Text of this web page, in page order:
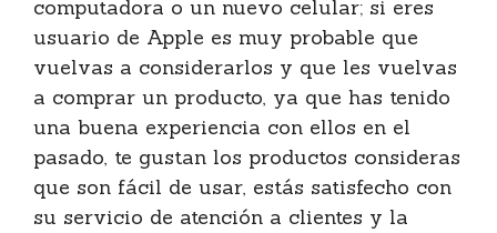
computadora o un nuevo celular; si eres
usuario de Apple es muy probable que
vuelvas a considerarlos y que les vuelvas
a comprar un producto, ya que has tenido
una buena experiencia con ellos en el
pasado, te gustan los productos consideras
que son fácil de usar, estás satisfecho con
su servicio de atención a clientes y la